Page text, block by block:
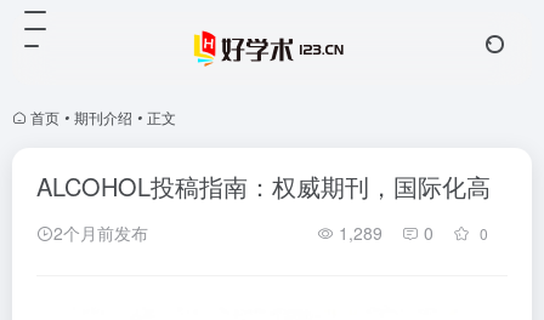
首页 • 期刊介绍 • 正文
ALCOHOL投稿指南：权威期刊，国际化高
2个月前发布 1,289 0 0